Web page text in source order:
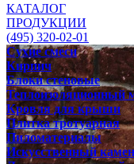
КАТАЛОГ
ПРОДУКЦИИ
(495) 320-02-01
Сухие смеси
Кирпич
Блоки стеновые
Теплоизоляционный
Кровля для крыши
Плитка тротуарная
Пиломатериалы
Искусственный